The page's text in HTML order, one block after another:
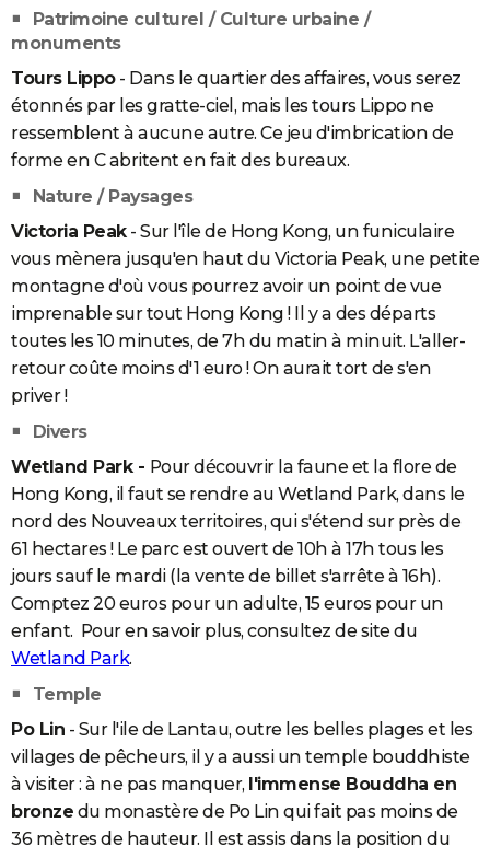
Patrimoine culturel / Culture urbaine /
monuments
Tours Lippo- Dans le quartier des affaires, vous serez
étonnés par les gratte-ciel, mais les tours Lippo ne
ressemblent à aucune autre. Ce jeu d'imbrication de
forme en C abritent en fait des bureaux.
Nature / Paysages
Victoria Peak- Sur l'île de Hong Kong, un funiculaire
vous mènera jusqu'en haut du Victoria Peak, une petite
montagne d'où vous pourrez avoir un point de vue
imprenable sur tout Hong Kong ! Il y a des départs
toutes les 10 minutes, de 7h du matin à minuit. L'aller-
retour coûte moins d'1 euro ! On aurait tort de s'en
priver !
Divers
Wetland Park - Pour découvrir la faune et la flore de
Hong Kong, il faut se rendre au Wetland Park, dans le
nord des Nouveaux territoires, qui s'étend sur près de
61 hectares ! Le parc est ouvert de 10h à 17h tous les
jours sauf le mardi (la vente de billet s'arrête à 16h).
Comptez 20 euros pour un adulte, 15 euros pour un
enfant. Pour en savoir plus, consultez de site du
Wetland Park.
Temple
Po Lin - Sur l'ile de Lantau, outre les belles plages et les
villages de pêcheurs, il y a aussi un temple bouddhiste
à visiter : à ne pas manquer, l'immense Bouddha en
bronze du monastère de Po Lin qui fait pas moins de
36 mètres de hauteur. Il est assis dans la position du